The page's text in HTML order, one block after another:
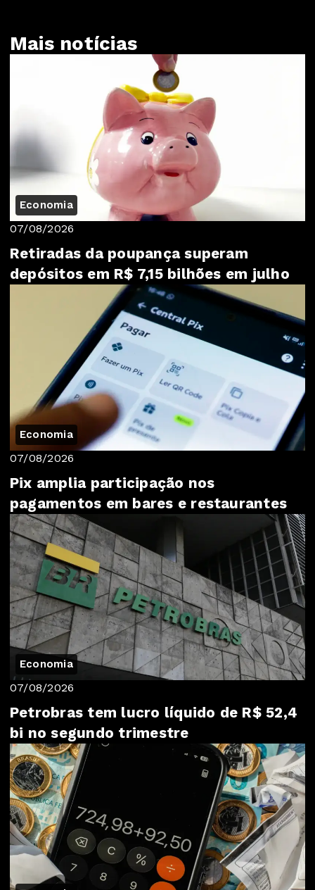
Mais notícias
Economia
07/08/2026
Retiradas da poupança superam
depósitos em R$ 7,15 bilhões em julho
Economia
07/08/2026
Pix amplia participação nos
pagamentos em bares e restaurantes
Economia
07/08/2026
Petrobras tem lucro líquido de R$ 52,4
bi no segundo trimestre